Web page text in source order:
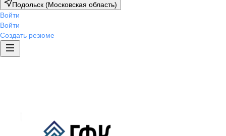
Подольск (Московская область)
Войти
Войти
Создать резюме